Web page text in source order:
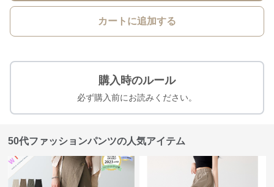
カートに追加する
購入時のルール
必ず購入前にお読みください。
50代ファッションパンツの人気アイテム